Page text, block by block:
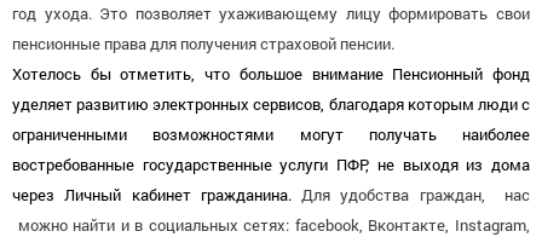
год ухода. Это позволяет ухаживающему лицу формировать свои
пенсионные права для получения страховой пенсии.
Хотелось бы отметить, что большое внимание Пенсионный фонд
уделяет развитию электронных сервисов, благодаря которым люди с
ограниченными возможностями могут получать наиболее
востребованные государственные услуги ПФР, не выходя из дома
через Личный кабинет гражданина.Для удобства граждан, нас
можно найти и в социальных сетях: facebook, Вконтакте, Instagram,